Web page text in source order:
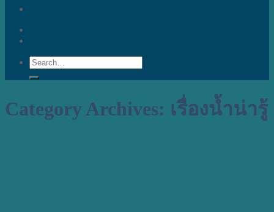
Search
for:
Category Archives: เรื่องน้ำน่ารู้